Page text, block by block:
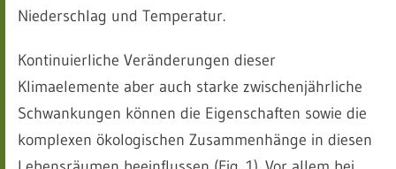
Niederschlag und Temperatur.
Kontinuierliche Veränderungen dieser
Klimaelemente aber auch starke zwischenjährliche
Schwankungen können die Eigenschaften sowie die
komplexen ökologischen Zusammenhänge in diesen